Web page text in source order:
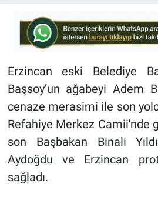
Erzincan eski Belediye
Başsoy’un ağabeyi Adem
cenaze merasimi ile son
Refahiye Merkez Camii'nde
son Başbakan Binali
Aydoğdu ve Erzincan
sağladı.